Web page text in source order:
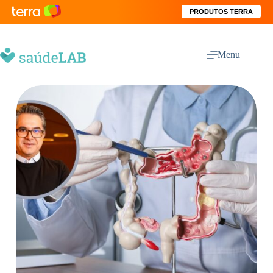
PRODUTOS TERRA
Menu